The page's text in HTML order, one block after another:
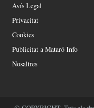
Avís Legal
Privacitat
Cookies
Publicitat a Mataró Info
Nosaltres